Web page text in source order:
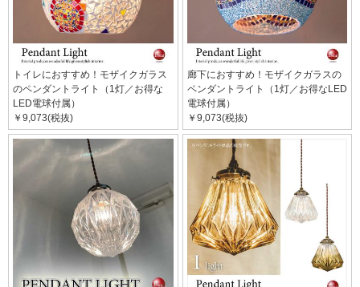
トイレにおすすめ！モザイクガラス
のペンダントライト（1灯／お得な
LED電球付属）
￥9,073(税抜)
廊下におすすめ！モザイクガラスの
ペンダントライト（1灯／お得なLED
電球付属）
￥9,073(税抜)